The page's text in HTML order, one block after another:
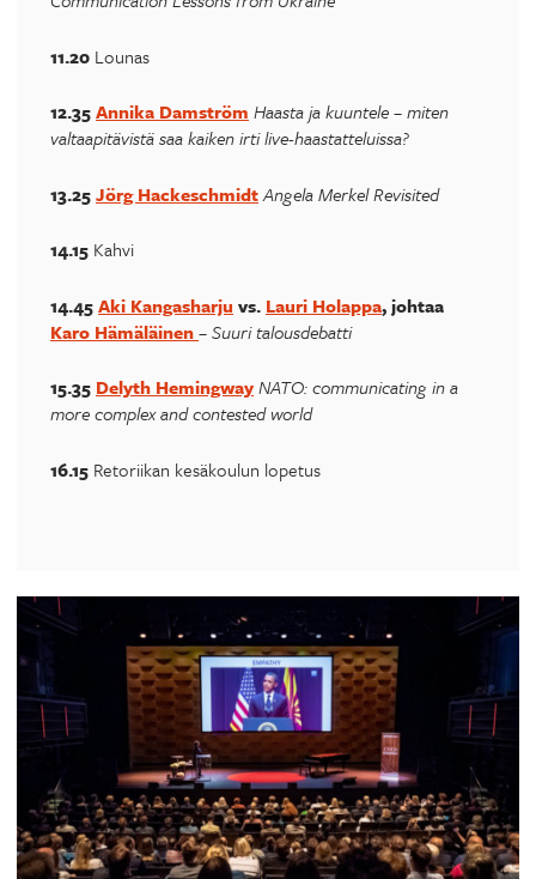
11.20 Lounas
12.35Annika Damström Haasta ja kuuntele – miten
valtaapitävistä saa kaiken irti live-haastatteluissa?
13.25Jörg HackeschmidtAngela Merkel Revisited
14.15 Kahvi
14.45Aki Kangasharju vs. Lauri Holappa, johtaa
Karo Hämäläinen–Suuri talousdebatti
15.35 Delyth HemingwayNATO: communicating in a
more complex and contested world
16.15 Retoriikan kesäkoulun lopetus